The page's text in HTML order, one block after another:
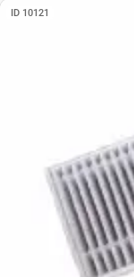
ID 10121